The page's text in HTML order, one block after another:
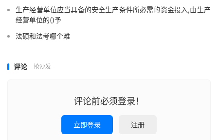
生产经营单位应当具备的安全生产条件所必需的资金投入,由生产
经营单位的()予
法硕和法考哪个难
评论 抢沙发
评论前必须登录！
立即登录 注册